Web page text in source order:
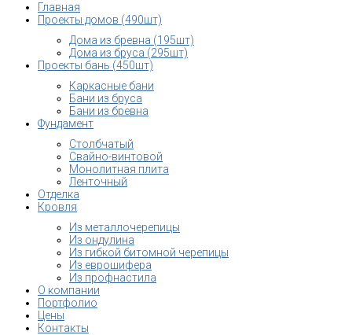
Главная
Проекты домов (490шт)
Дома из бревна (195шт)
Дома из бруса (295шт)
Проекты бань (450шт)
Каркасные бани
Бани из бруса
Бани из бревна
Фундамент
Столбчатый
Свайно-винтовой
Монолитная плита
Ленточный
Отделка
Кровля
Из металлочерепицы
Из ондулина
Из гибкой битомной черепицы
Из еврошифера
Из профнастила
О компании
Портфолио
Цены
Контакты